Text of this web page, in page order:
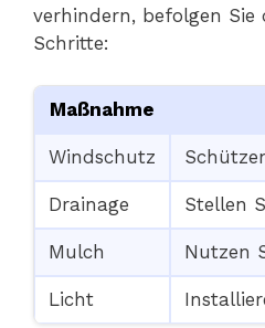
verhindern, befolgen Sie
Schritte:
Maßnahme
Windschutz
Drainage Stellen
Mulch Nutzen
Licht